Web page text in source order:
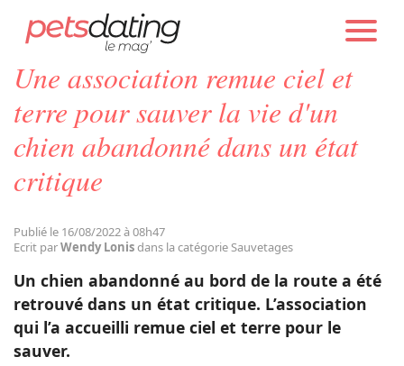
Chien
Chat
Tops
PETS DATING ACTUALITÉS SAUVETAGES
Une association remue ciel et
terre pour sauver la vie d'un
chien abandonné dans un état
critique
Publié le 16/08/2022 à 08h47
Ecrit parWendy Lonisdans la catégorie Sauvetages
Un chien abandonné au bord de la route a été
retrouvé dans un état critique. L’association
qui l’a accueilli remue ciel et terre pour le
sauver.